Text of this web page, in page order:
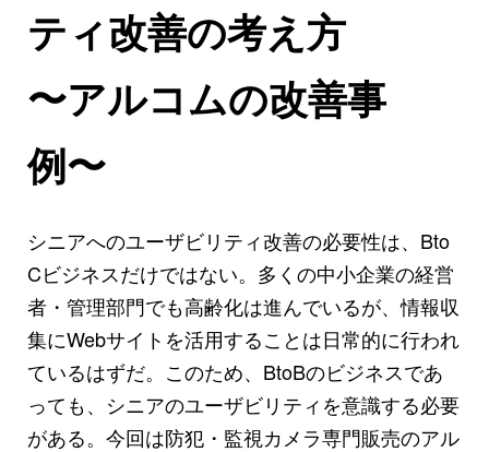
ティ改善の考え方
〜アルコムの改善事
例〜
シニアへのユーザビリティ改善の必要性は、Bto
Cビジネスだけではない。多くの中小企業の経営
者・管理部門でも高齢化は進んでいるが、情報収
集にWebサイトを活用することは日常的に行われ
ているはずだ。このため、BtoBのビジネスであ
っても、シニアのユーザビリティを意識する必要
がある。今回は防犯・監視カメラ専門販売のアル